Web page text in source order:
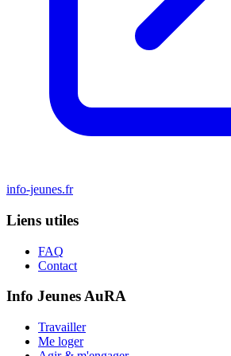
info-jeunes.fr
Liens utiles
FAQ
Contact
Info Jeunes AuRA
Travailler
Me loger